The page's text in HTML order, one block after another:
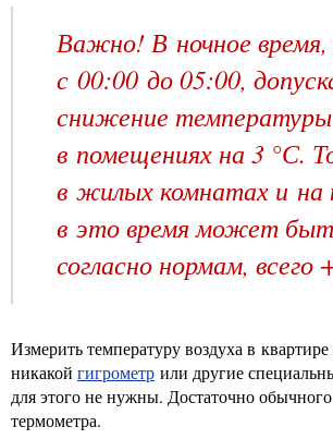
Важно! В ночное
с 00:00 до 05:00,
снижение температуры
в помещениях на 3 °С.
в жилых комнатах и на
в это время может
согласно нормам, всего
Измерить температуру воздуха в
никакой гигрометр или другие
для этого не нужны. Достаточно
термометра.